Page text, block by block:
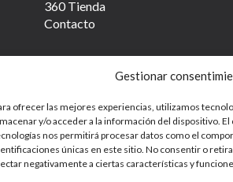
Gestionar
ofrecer las mejores experiencias, utilizamos
y/o acceder a la información del dispositivo.
nos permitirá procesar datos como el
únicas en este sitio. No consentir o
negativamente a ciertas características y
360 Tienda
Contacto
Política de Privacidad y Tratamiento de